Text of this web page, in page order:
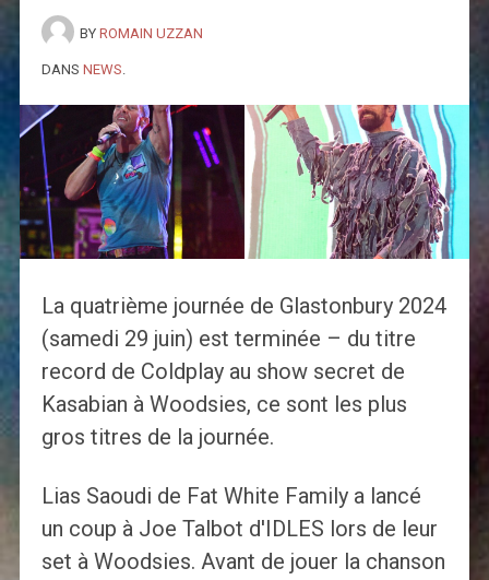
BY ROMAIN UZZAN
DANS NEWS
La quatrième journée de Glastonbury 2024
(samedi 29 juin) est terminée – du titre
record de Coldplay au show secret de
Kasabian à Woodsies, ce sont les plus
gros titres de la journée.
Lias Saoudi de Fat White Family a lancé
un coup à Joe Talbot d'IDLES lors de leur
set à Woodsies. Avant de jouer la chanson